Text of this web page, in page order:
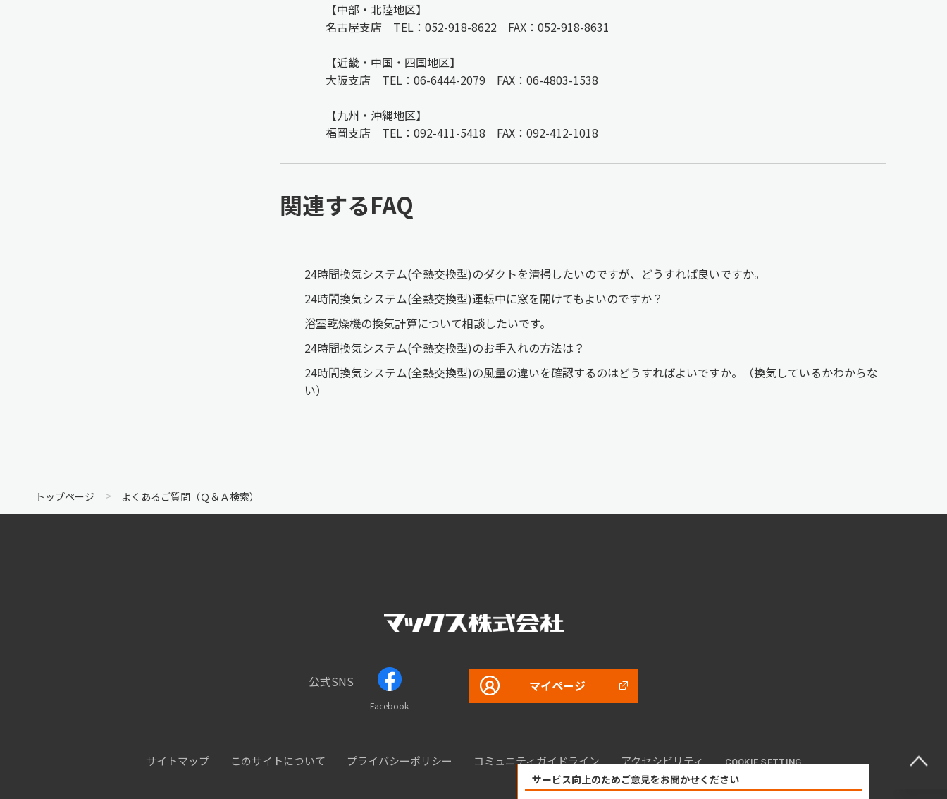
【中部・北陸地区】
名古屋支店 TEL：052-918-8622 FAX：052-918-8631
【近畿・中国・四国地区】
大阪支店 TEL：06-6444-2079 FAX：06-4803-1538
【九州・沖縄地区】
福岡支店 TEL：092-411-5418 FAX：092-412-1018
サービス向上のためご意見をお聞かせください
関連するFAQ
24時間換気システム(全熱交換型)のダクトを清掃したいのですが、どうすれば良いですか。
24時間換気システム(全熱交換型)運転中に窓を開けてもよいのですか？
浴室乾燥機の換気計算について相談したいです。
24時間換気システム(全熱交換型)のお手入れの方法は？
24時間換気システム(全熱交換型)の風量の違いを確認するのはどうすればよいですか。（換気しているかわからな
い）
トップページ よくあるご質問（Ｑ＆Ａ検索）
公式SNS
Facebook
マイページ
サイトマップ このサイトについて プライバシーポリシー コミュニティガイドライン アクセシビリティ COOKIE SETTING